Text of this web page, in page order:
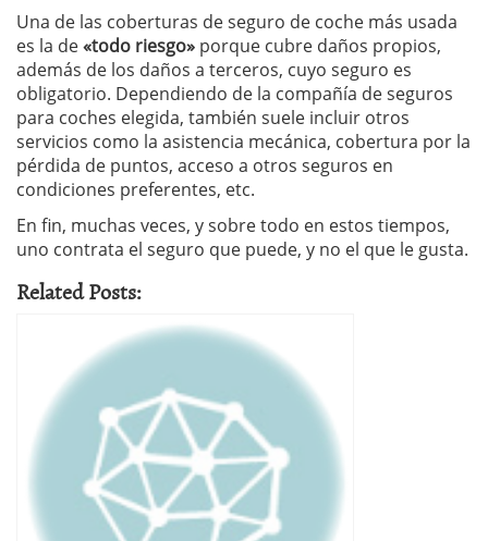
Una de las coberturas de seguro de coche más usada
es la de«todo riesgo» porque cubre daños propios,
además de los daños a terceros, cuyo seguro es
obligatorio. Dependiendo de la compañía de seguros
para coches elegida, también suele incluir otros
servicios como la asistencia mecánica, cobertura por la
pérdida de puntos, acceso a otros seguros en
condiciones preferentes, etc.
En fin, muchas veces, y sobre todo en estos tiempos,
uno contrata el seguro que puede, y no el que le gusta.
Related Posts: